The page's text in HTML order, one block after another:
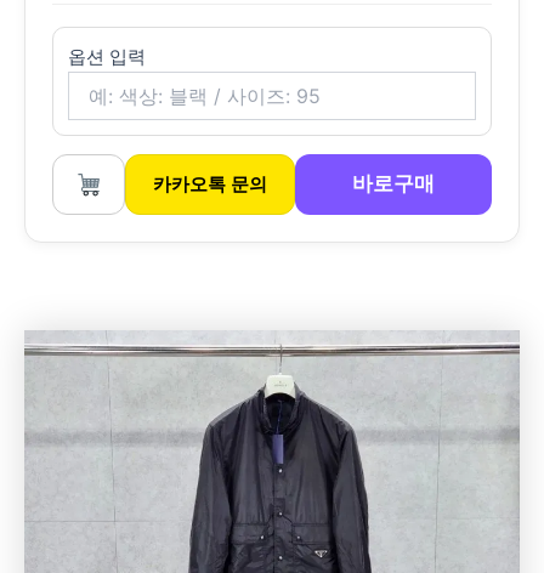
옵션 입력
카카오톡 문의 바로구매